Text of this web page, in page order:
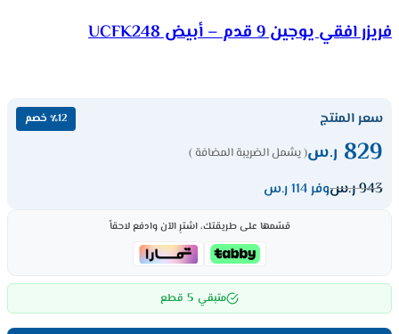
فريزر افقي يوجين 9 قدم – أبيض UCFK248
سعر المنتج ٪12 خصم
829 ر.س( يشمل الضريبة المضافة )
943ر.سوفر 114 ر.س
قسّمها على طريقتك، اشترِ الآن وادفع لاحقاً
متبقي 5 قطع